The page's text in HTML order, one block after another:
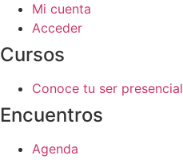
Mi cuenta
Acceder
Cursos
Conoce tu ser presencial
Encuentros
Agenda